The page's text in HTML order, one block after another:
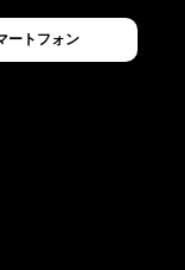
ートフォン